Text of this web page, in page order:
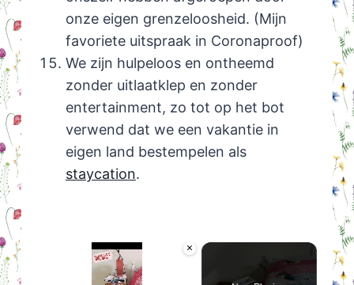
onze eigen grenzeloosheid. (Mijn
favoriete uitspraak in Coronaproof)
We zijn hulpeloos en ontheemd
zonder uitlaatklep en zonder
entertainment, zo tot op het bot
verwend dat we een vakantie in
eigen land bestempelen als
staycation.
×